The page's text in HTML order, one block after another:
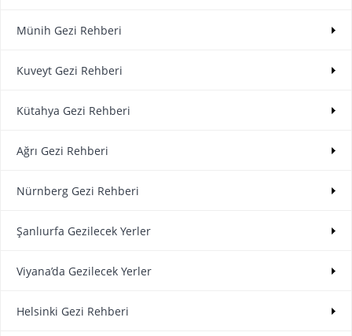
Münih Gezi Rehberi
Kuveyt Gezi Rehberi
Kütahya Gezi Rehberi
Ağrı Gezi Rehberi
Nürnberg Gezi Rehberi
Şanlıurfa Gezilecek Yerler
Viyana’da Gezilecek Yerler
Helsinki Gezi Rehberi